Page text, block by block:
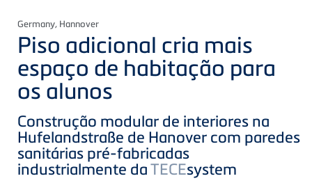
Germany, Hannover
Piso adicional cria mais
espaço de habitação para
os alunos
Construção modular de interiores na
Hufelandstraße de Hanover com paredes
sanitárias pré-fabricadas
industrialmente daTECEsystem